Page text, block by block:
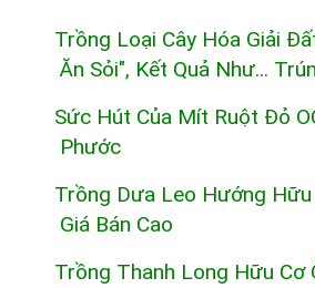
Trồng Loại Cây Hóa Giải
Ăn Sỏi", Kết Quả Như...
Sức Hút Của Mít Ruột Đỏ
Phước
Trồng Dưa Leo Hướng Hữu
Giá Bán Cao
Trồng Thanh Long Hữu Cơ